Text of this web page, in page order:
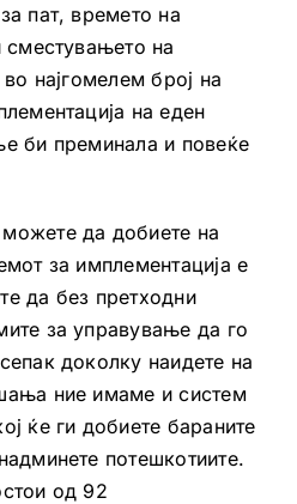
пат, времето на
сместувањето на
најгомелем број на
на еден
би преминала и повеќе
да добиете на
за имплементација е
да без претходни
за управување да го
доколку наидете на
ние имаме и систем
ќе ги добиете бараните
потешкотиите.
од 92